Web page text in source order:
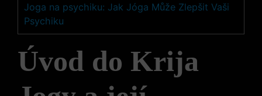
Joga na psychiku: Jak Jóga Může Zlepšit Vaši
Psychiku
Úvod do Krija